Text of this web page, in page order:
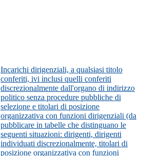
Incarichi dirigenziali, a qualsiasi titolo
conferiti, ivi inclusi quelli conferiti
discrezionalmente dall'organo di indirizzo
politico senza procedure pubbliche di
selezione e titolari di posizione
organizzativa con funzioni dirigenziali (da
pubblicare in tabelle che distinguano le
seguenti situazioni: dirigenti, dirigenti
individuati discrezionalmente, titolari di
posizione organizzativa con funzioni